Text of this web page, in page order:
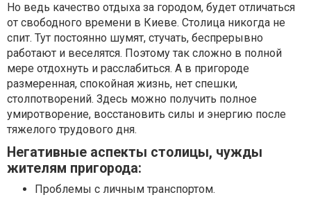
Но ведь качество отдыха за городом, будет отличаться
от свободного времени в Киеве. Столица никогда не
спит. Тут постоянно шумят, стучать, беспрерывно
работают и веселятся. Поэтому так сложно в полной
мере отдохнуть и расслабиться. А в пригороде
размеренная, спокойная жизнь, нет спешки,
столпотворений. Здесь можно получить полное
умиротворение, восстановить силы и энергию после
тяжелого трудового дня.
Негативные аспекты столицы, чужды
жителям пригорода:
Проблемы с личным транспортом.